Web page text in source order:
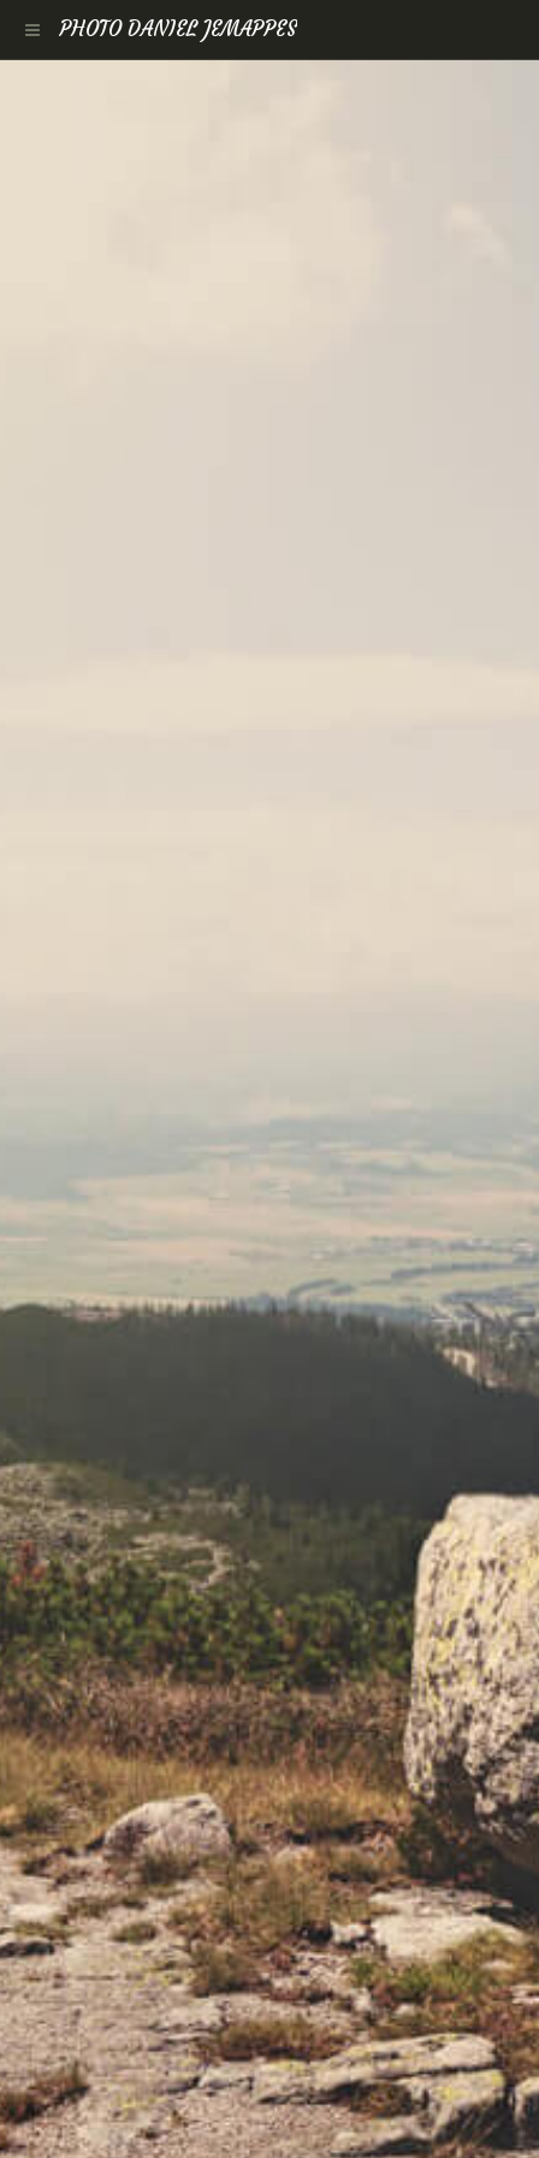
PHOTO DANIEL JEMAPPES